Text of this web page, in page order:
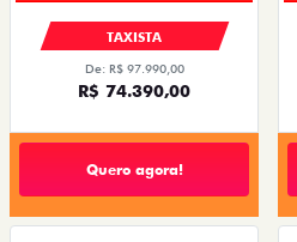
TAXISTA
De: R$ 97.990,00
R$ 74.390,00
Quero agora!